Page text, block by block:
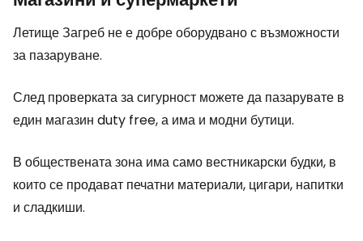
Летище Загреб не е добре оборудвано с възможности
за пазаруване.
След проверката за сигурност можете да пазарувате в
един магазин duty free, а има и модни бутици.
В обществената зона има само вестникарски будки, в
които се продават печатни материали, цигари, напитки
и сладкиши.